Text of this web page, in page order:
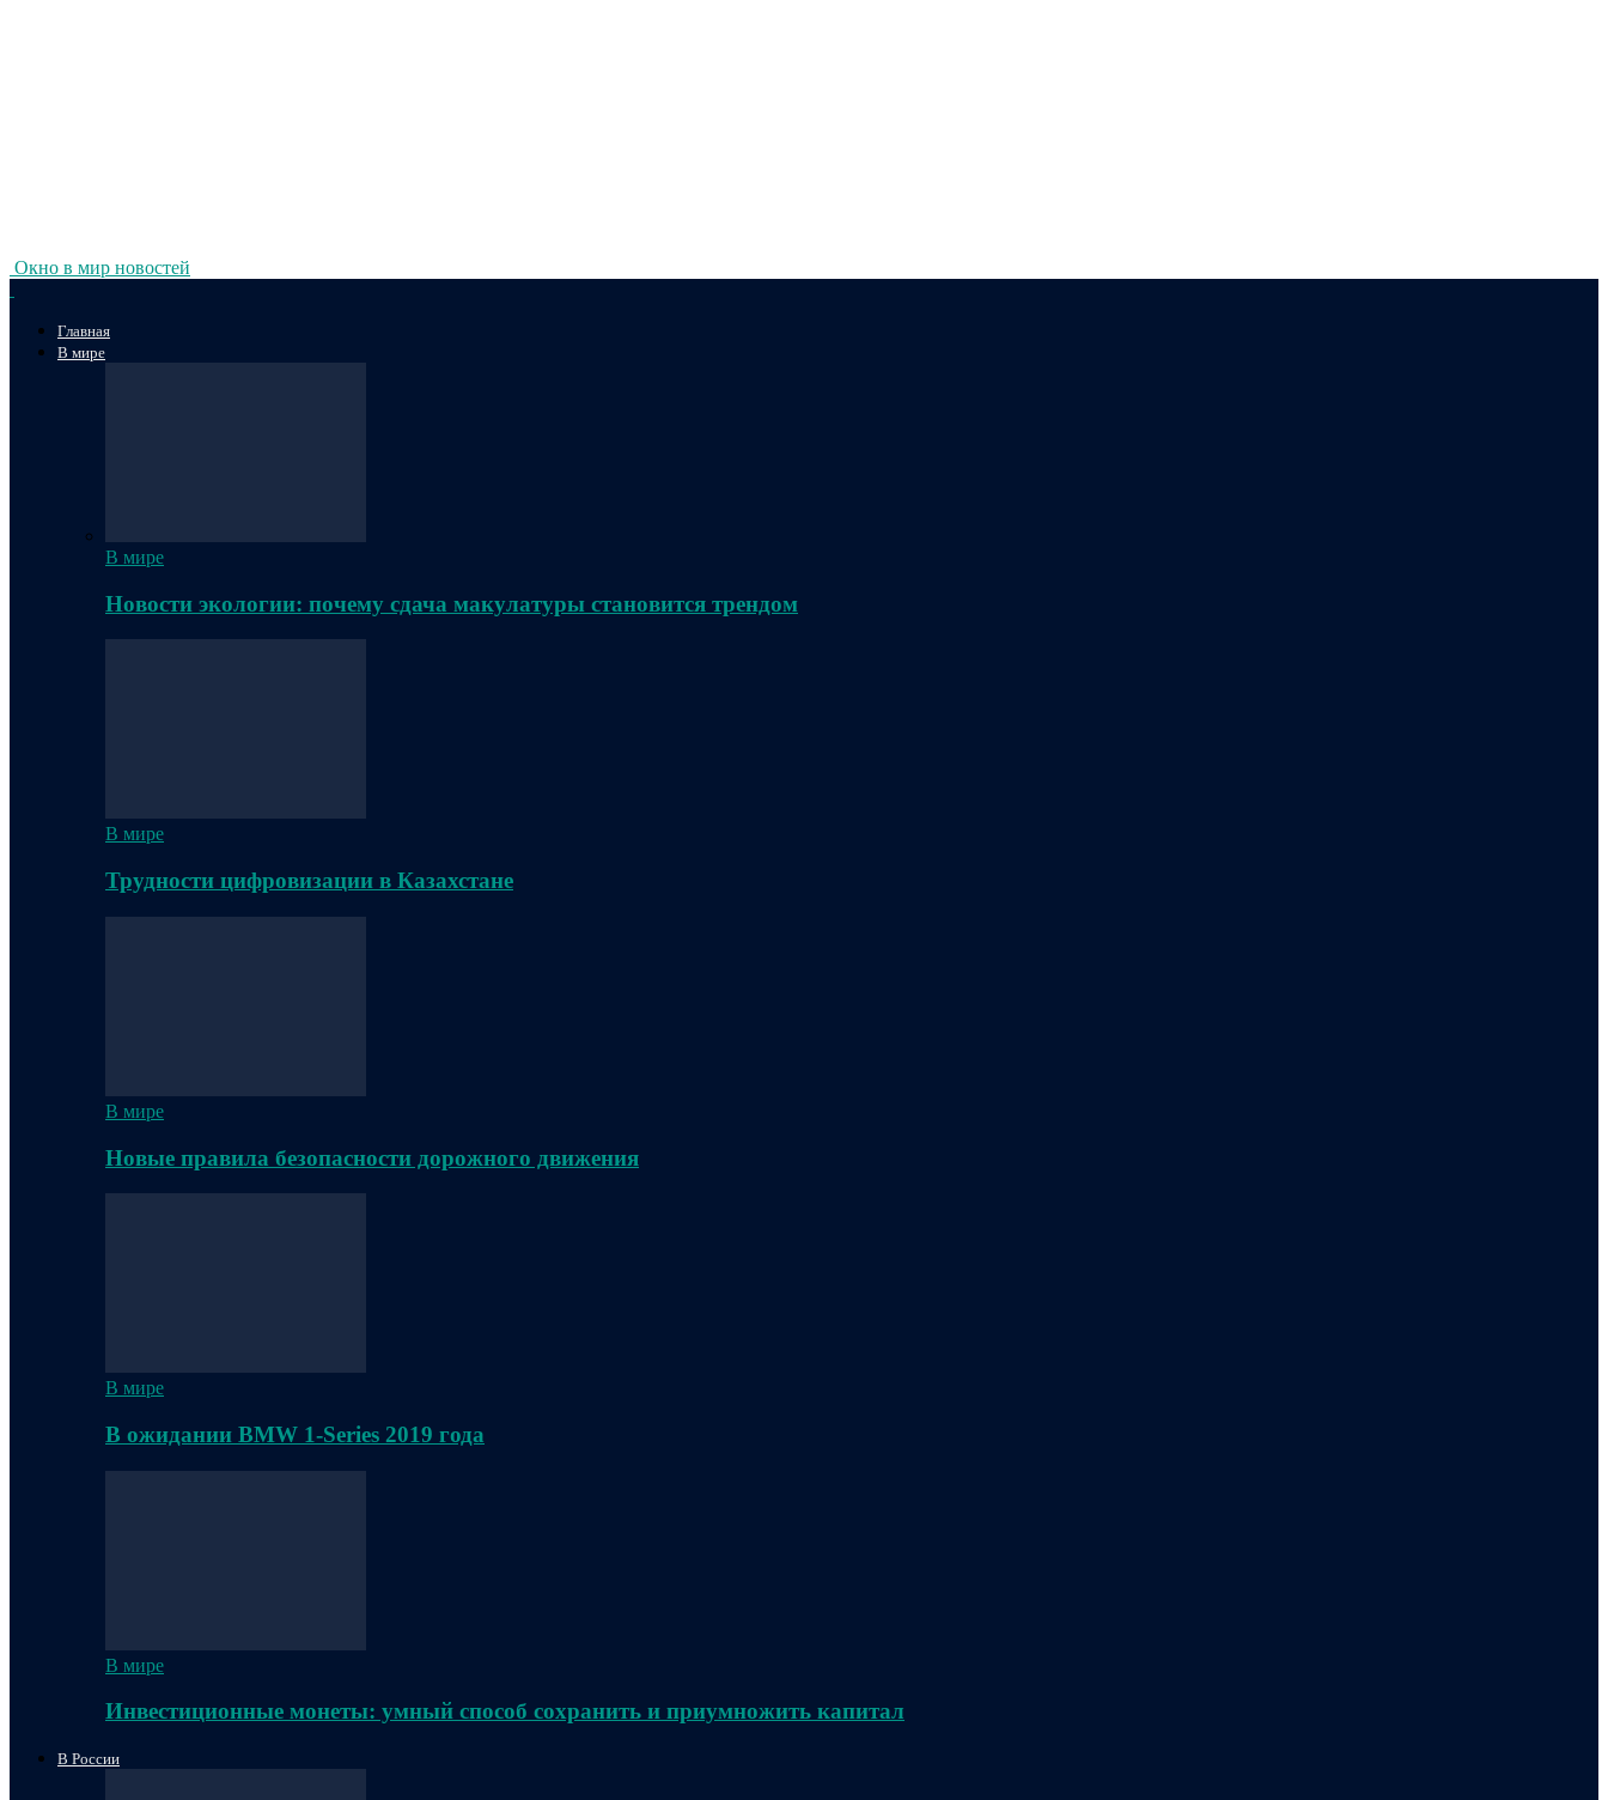
Окно в мир новостей
Главная
В мире
В мире
Новости экологии: почему сдача макулатуры становится трендом
В мире
Трудности цифровизации в Казахстане
В мире
Новые правила безопасности дорожного движения
В мире
В ожидании BMW 1-Series 2019 года
В мире
Инвестиционные монеты: умный способ сохранить и приумножить капитал
В России